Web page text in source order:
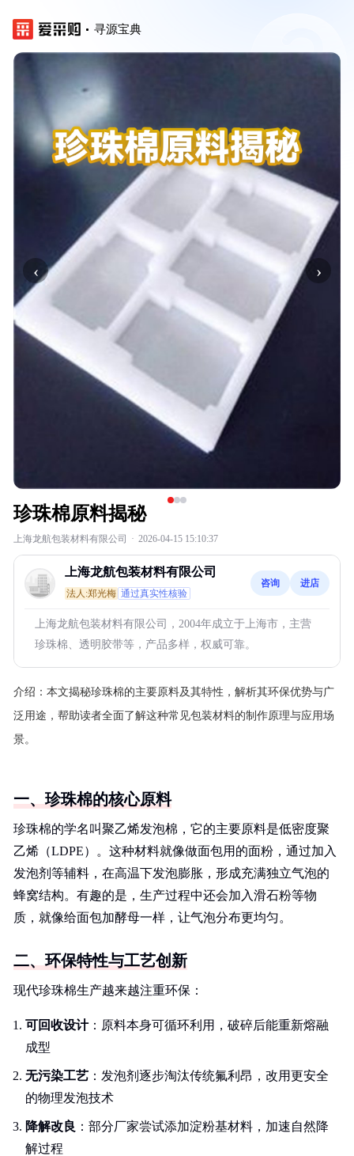
寻源宝典
‹ ›
珍珠棉原料揭秘
上海龙航包装材料有限公司 · 2026-04-15 15:10:37
上海龙航包装材料有限公司
法人:郑光梅 通过真实性核验
咨询 进店
上海龙航包装材料有限公司，2004年成立于上海市，主营
珍珠棉、透明胶带等，产品多样，权威可靠。
介绍： 本文揭秘珍珠棉的主要原料及其特性，解析其环保优势与广
泛用途，帮助读者全面了解这种常见包装材料的制作原理与应用场
景。
一、珍珠棉的核心原料
珍珠棉的学名叫聚乙烯发泡棉，它的主要原料是低密度聚
乙烯（LDPE）。这种材料就像做面包用的面粉，通过加入
发泡剂等辅料，在高温下发泡膨胀，形成充满独立气泡的
蜂窝结构。有趣的是，生产过程中还会加入滑石粉等物
质，就像给面包加酵母一样，让气泡分布更均匀。
二、环保特性与工艺创新
现代珍珠棉生产越来越注重环保：
可回收设计：原料本身可循环利用，破碎后能重新熔融
成型
无污染工艺 ：发泡剂逐步淘汰传统氟利昂，改用更安全
的物理发泡技术
降解改良 ：部分厂家尝试添加淀粉基材料，加速自然降
解过程